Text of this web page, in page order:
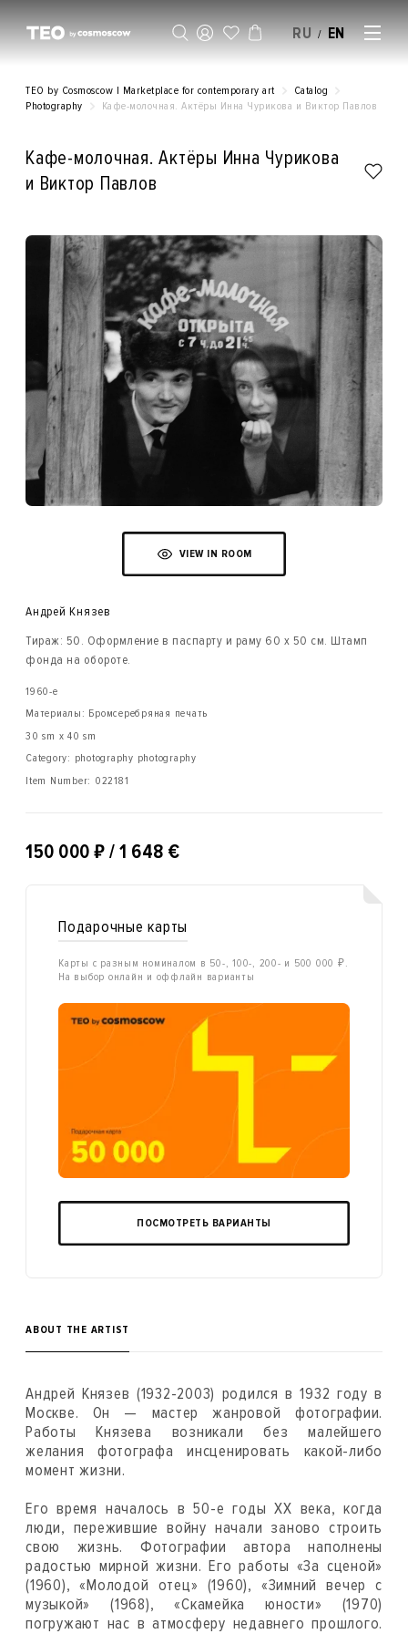
RU / EN
TEO by Cosmoscow | Marketplace for contemporary art
Catalog
Photography
Кафе-молочная. Актёры Инна Чурикова и Виктор Павлов
Кафе-молочная. Актёры Инна Чурикова
и Виктор Павлов
VIEW IN ROOM
Андрей Князев
Тираж: 50. Оформление в паспарту и раму 60 х 50 см. Штамп
фонда на обороте.
1960-е
Материалы: Бромсеребряная печать
30 sm x 40 sm
Category: photography photography
Item Number: 022181
150 000 ₽ / 1 648 €
Подарочные карты
Карты с разным номиналом в 50-, 100-, 200- и 500 000 ₽.
На выбор онлайн и оффлайн варианты
ПОСМОТРЕТЬ ВАРИАНТЫ
ABOUT THE ARTIST
Андрей Князев (1932-2003) родился в 1932 году в
Москве. Он — мастер жанровой фотографии.
Работы Князева возникали без малейшего
желания фотографа инсценировать какой-либо
момент жизни.
Его время началось в 50-е годы ХХ века, когда
люди, пережившие войну начали заново строить
свою жизнь. Фотографии автора наполнены
радостью мирной жизни. Его работы «За сценой»
(1960), «Молодой отец» (1960), «Зимний вечер с
музыкой» (1968), «Скамейка юности» (1970)
погружают нас в атмосферу недавнего прошлого.